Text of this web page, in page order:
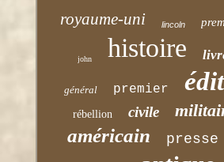
royaume-uni lincoln
john histoire
général premier
rébellion civile
américain presse